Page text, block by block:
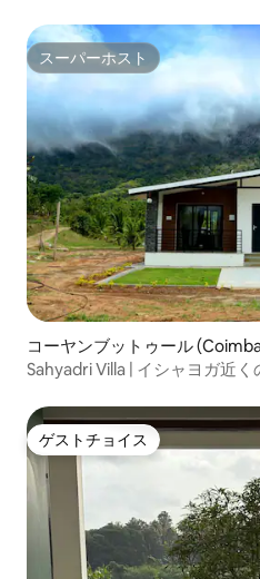
スーパーホスト
スーパーホスト
コーヤンブットゥール
Sahyadri Villa | イシャヨガ近く
ゲストチョイス
ゲストチョイス